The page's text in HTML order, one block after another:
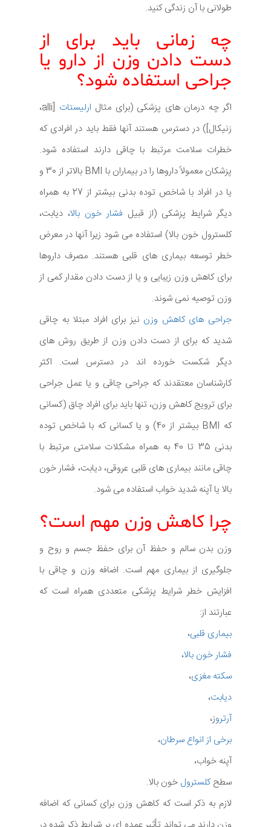
طولانی با آن زندگی کنید.
چه زمانی باید برای از
دست دادن وزن از دارو یا
جراحی استفاده شود؟
اگر چه درمان های پزشکی (برای مثال ارلیستات
[alli،
زنیکال]) در دسترس هستند آنها فقط باید در افرادی که
خطرات سلامت مرتبط با چاقی دارند استفاده شود.
پزشکان معمولاً داروها را در بیماران با BMI بالاتر از 30 و
یا در افراد با شاخص توده بدنی بیشتر از 27 به همراه
دیگر شرایط پزشکی (از قبیل فشار خون بالا، دیابت،
کلسترول خون بالا) استفاده می شود زیرا آنها در معرض
خطر توسعه بیماری های قلبی هستند. مصرف داروها
برای کاهش وزن زیبایی و یا از دست دادن مقدار کمی از
وزن توصیه نمی شوند.
جراحی های کاهش وزن نیز برای افراد مبتلا به چاقی
شدید که برای از دست دادن وزن از طریق روش های
دیگر شکست خورده اند در دسترس است. اکثر
کارشناسان معتقدند که جراحی چاقی و یا عمل جراحی
برای ترویج کاهش وزن، تنها باید برای افراد چاق (کسانی
که BMI بیشتر از 40) و یا کسانی که با شاخص توده
بدنی 35 تا 40 به همراه مشکلات سلامتی مرتبط با
چاقی مانند بیماری های قلبی عروقی، دیابت، فشار خون
بالا یا آپنه شدید خواب استفاده می شود.
چرا کاهش وزن مهم است؟
وزن بدن سالم و حفظ آن برای حفظ جسم و روح و
جلوگیری از بیماری مهم است. اضافه وزن و چاقی با
افزایش خطر شرایط پزشکی متعددی همراه است که
عبارتند از:
بیماری قلبی،
فشار خون بالا،
سکته مغزی،
دیابت،
آرتروز،
برخی از انواع سرطان،
آپنه خواب،
سطحکلسترول خون بالا.
لازم به ذکر است که کاهش وزن برای کسانی که اضافه